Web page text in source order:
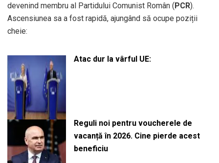
devenind membru al Partidului Comunist Român ( PCR).
Ascensiunea sa a fost rapidă, ajungând să ocupe poziții
cheie:
Atac dur la vârful UE:
Reguli noi pentru voucherele de
vacanță în 2026. Cine pierde acest
beneficiu